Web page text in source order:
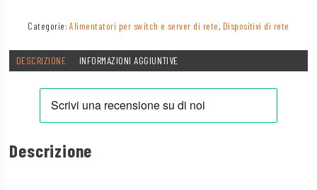
Categorie:Alimentatori per switch e server di rete, Dispositivi di rete
DESCRIZIONE INFORMAZIONI AGGIUNTIVE
Descrizione